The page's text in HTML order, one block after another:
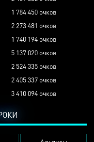
1 784 450 очков
2 273 481 очков
1 740 194 очков
5 137 020 очков
2 524 335 очков
2 405 337 очков
3 410 094 очков